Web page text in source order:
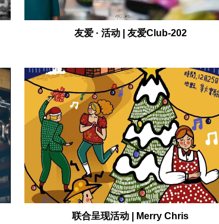
友爱 · 活动 | 友爱Club-202
联合呈现活动 | Merry Chris